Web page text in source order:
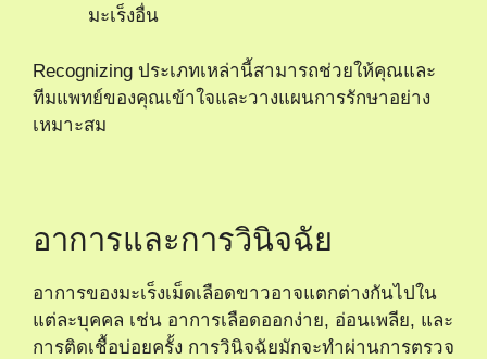
มะเร็งอื่น
Recognizing ประเภทเหล่านี้สามารถช่วยให้คุณและ
ทีมแพทย์ของคุณเข้าใจและวางแผนการรักษาอย่าง
เหมาะสม
อาการและการวินิจฉัย
อาการของมะเร็งเม็ดเลือดขาวอาจแตกต่างกันไปใน
แต่ละบุคคล เช่น อาการเลือดออกง่าย, อ่อนเพลีย, และ
การติดเชื้อบ่อยครั้ง การวินิจฉัยมักจะทำผ่านการตรวจ